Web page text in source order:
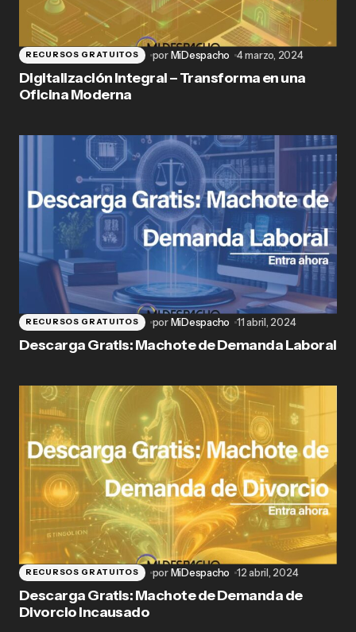
RECURSOS GRATUITOS porMiDespacho 4 marzo, 2024
Digitalización Integral – Transforma en una
Oficina Moderna
RECURSOS GRATUITOS porMiDespacho 11 abril, 2024
Descarga Gratis: Machote de Demanda Laboral
RECURSOS GRATUITOS porMiDespacho 12 abril, 2024
Descarga Gratis: Machote de Demanda de
Divorcio Incausado